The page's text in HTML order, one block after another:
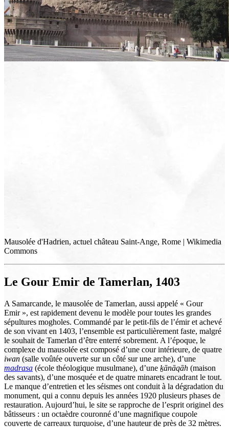
Mausolée d'Hadrien, actuel château Saint-Ange, Rome | Wikimedia
Commons
Le Gour Emir de Tamerlan, 1403
A Samarcande, le mausolée de Tamerlan, aussi appelé « Gour
Emir », est rapidement devenu le modèle pour toutes les grandes
sépultures mogholes. Commandé par le petit-fils de l’émir et achevé
de son vivant en 1403, l’ensemble est particulièrement faste, malgré
le souhait de Tamerlan d’être enterré sobrement. A l’époque, le
complexe du mausolée est composé d’une cour intérieure, de quatre
iwan (salle voûtée ouverte sur un côté sur une arche), d’une
madrasa (école théologique musulmane), d’une ḵānāqāh (maison
des savants), d’une mosquée et de quatre minarets encadrant le tout.
Le manque d’entretien et les séismes ont conduit à la dégradation du
monument, qui a connu depuis les années 1920 plusieurs phases de
restauration. Aujourd’hui, le site se rapproche de l’esprit originel des
bâtisseurs : un octaèdre couronné d’une magnifique coupole
couverte de carreaux turquoise, d’une hauteur de près de 32 mètres.